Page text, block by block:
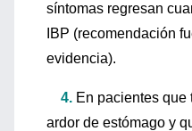
síntomas regresan
IBP (recomendación
evidencia).
4. En pacientes que
ardor de estómago y